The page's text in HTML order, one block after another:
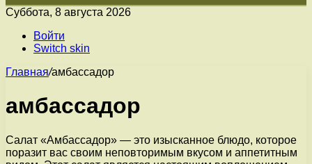
Суббота, 8 августа 2026
Войти
Switch skin
Главная/амбассадор
амбассадор
Салат «Амбассадор» — это изысканное блюдо, которое
поразит вас своим неповторимым вкусом и аппетитным